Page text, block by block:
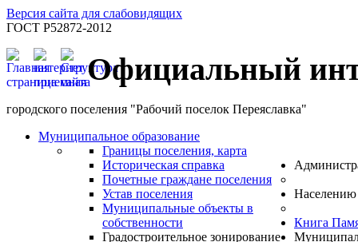
Версия сайта для слабовидящих
ГОСТ Р52872-2012
Официальный
городского поселения "Рабочий поселок Переяславка"
Муниципальное образование
Границы поселения, карта
Историческая справка
Почетные граждане поселения
Устав поселения
Муниципальные объекты в
собственности
Градостроительное зонирование
Населению
Книга